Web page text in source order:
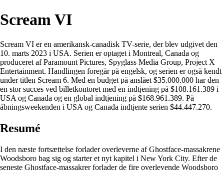
Scream VI
Scream VI er en amerikansk-canadisk TV-serie, der blev udgivet den
10. marts 2023 i USA. Serien er optaget i Montreal, Canada og
produceret af Paramount Pictures, Spyglass Media Group, Project X
Entertainment. Handlingen foregår på engelsk, og serien er også kendt
under titlen Scream 6. Med en budget på anslået $35.000.000 har den
en stor succes ved billetkontoret med en indtjening på $108.161.389 i
USA og Canada og en global indtjening på $168.961.389. På
åbningsweekenden i USA og Canada indtjente serien $44.447.270.
Resumé
I den næste fortsættelse forlader overleverne af Ghostface-massakrene
Woodsboro bag sig og starter et nyt kapitel i New York City. Efter de
seneste Ghostface-massakrer forlader de fire overlevende Woodsboro